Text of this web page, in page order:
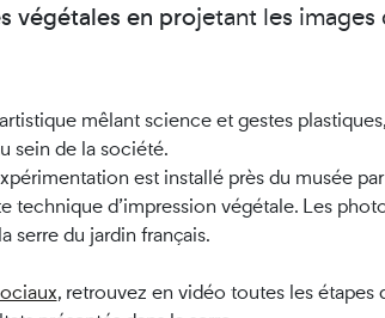
végétales en projetant les
mêlant science et gestes
sein de la société.
est installé près du musée
technique d’impression végétale. Les
serre du jardin français.
, retrouvez en vidéo toutes les